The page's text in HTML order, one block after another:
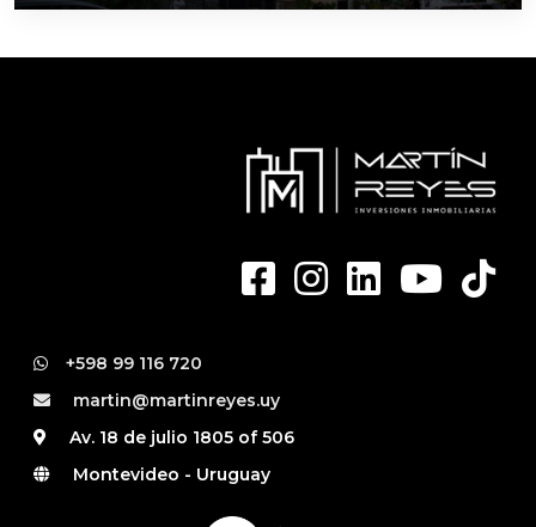
+598 99 116 720
martin@martinreyes.uy
Av. 18 de julio 1805 of 506
Montevideo - Uruguay